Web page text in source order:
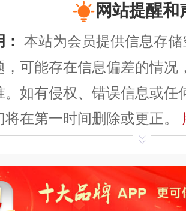
网站提醒和
本站为会员提供信息存
，可能存在信息偏差的情况
。如有侵权、错误信息或任
在第一时间删除或更正。
平台自有内容（文字
等）知识产权归本站所
载、商用。本站不生产产